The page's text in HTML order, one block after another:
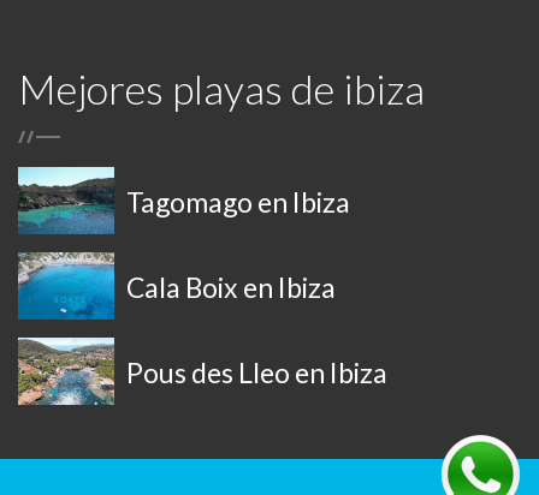
Mejores playas de ibiza
/ /
Tagomago en Ibiza
Cala Boix en Ibiza
Pous des Lleo en Ibiza